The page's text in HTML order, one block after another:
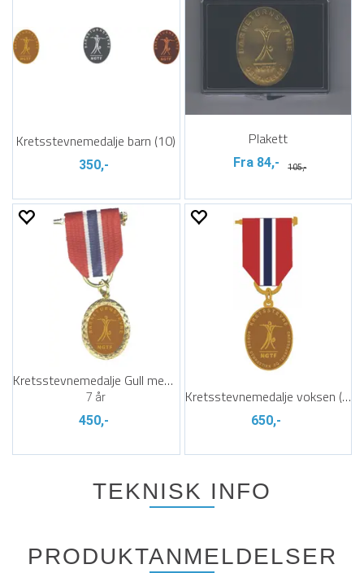
Kretsstevnemedalje barn (10)
350,-
Plakett
Fra 84,- 105,-
Kretsstevnemedalje Gull med krans (10)
7 år
450,-
Kretsstevnemedalje voksen (10)
650,-
TEKNISK INFO
PRODUKTANMELDELSER